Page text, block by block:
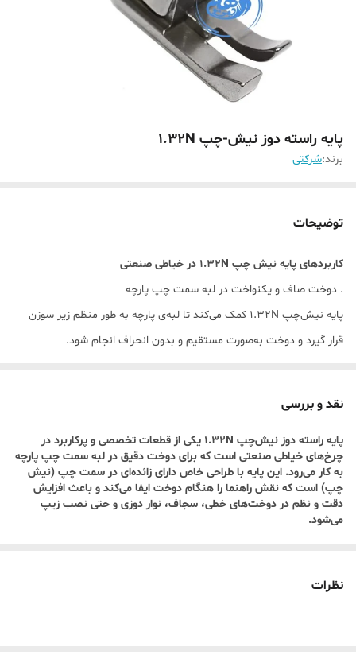
پایه راسته دوز نیش-چپ 1.32N
برند:شرکتی
توضیحات
کاربردهای پایه نیش چپ 1.32N در خیاطی صنعتی
. دوخت صاف و یکنواخت در لبه سمت چپ پارچه
پایه نیش‌چپ 1.32N کمک می‌کند تا لبه‌ی پارچه به طور منظم زیر سوزن
قرار گیرد و دوخت به‌صورت مستقیم و بدون انحراف انجام شود.
نصب آسان و هماهنگ با اکثر چرخ‌های صنعتی
نصب این پایه بسیار سریع و ساده است و با اکثر برندهای چرخ راسته‌دوز
صنعتی مانند **جک (JACK)، ژانومه صنعتی، نی
نقد و بررسی
پایه راسته دوز نیش‌چپ 1.32N یکی از قطعات تخصصی و پرکاربرد در
چرخ‌های خیاطی صنعتی است که برای دوخت دقیق در لبه سمت چپ پارچه
به کار می‌رود. این پایه با طراحی خاص دارای زائده‌ای در سمت چپ (نیش
چپ) است که نقش راهنما را هنگام دوخت ایفا می‌کند و باعث افزایش
دقت و نظم در دوخت‌های خطی، سجاف، نوار دوزی و حتی نصب زیپ
می‌شود.
نظرات